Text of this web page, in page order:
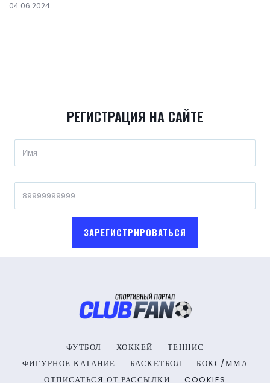
04.06.2024
РЕГИСТРАЦИЯ НА САЙТЕ
ЗАРЕГИСТРИРОВАТЬСЯ
ФУТБОЛ ХОККЕЙ
ТЕННИС
ФИГУРНОЕ КАТАНИЕ
БАСКЕТБОЛ
БОКС/ММА
ОТПИСАТЬСЯ ОТ РАССЫЛКИ
COOKIES